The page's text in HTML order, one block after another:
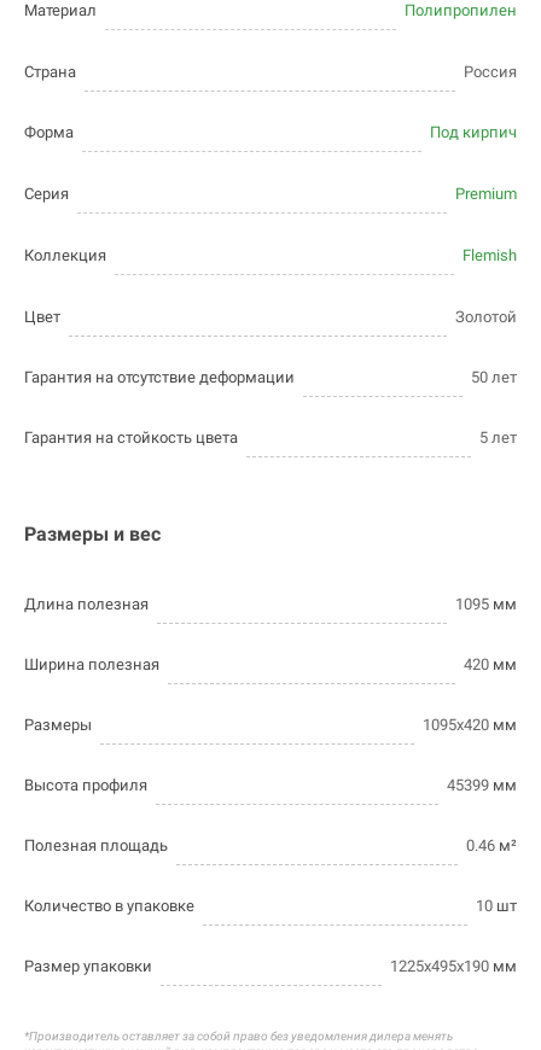
Материал Полипропилен
Страна Россия
Форма Под кирпич
Серия Premium
Коллекция Flemish
Цвет Золотой
Гарантия на отсутствие деформации 50 лет
Гарантия на стойкость цвета 5 лет
Размеры и вес
Длина полезная 1095 мм
Ширина полезная 420 мм
Размеры 1095х420 мм
Высота профиля 45399 мм
Полезная площадь 0.46 м²
Количество в упаковке 10 шт
Размер упаковки 1225х495х190 мм
*Производитель оставляет за собой право без уведомления дилера менять